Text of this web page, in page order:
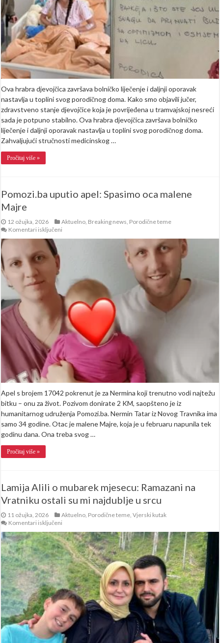
ste
joj
ulili
snagu
da
prihvati
budućnost
sa
optimizmom
Ova hrabra djevojčica završava bolničko liječenje i daljnji oporavak
nastavlja u toplini svog porodičnog doma. Kako smo objavili jučer,
zdravstveno stanje djevojčice koja je povrijeđena u tramvajskoj nesreći
sada je potpuno stabilno. Ova hrabra djevojčica završava bolničko
liječenje i daljnji oporavak nastavlja u toplini svog porodičnog doma.
Zahvaljujući stručnosti medicinskog …
Pročitaj više »
Pomozi.ba uputio apel: Spasimo oca malene
Majre
12 ožujka, 2026 Aktuelno Breaking news Porodične teme
Komentari isključeni
Majre
Apel s brojem 17042 pokrenut je za Nermina koji trenutno vodi najtežu
bitku – onu za život. Pozivom donirate 2 KM, saopšteno je iz
humanitarnog udruženja Pomozi.ba. Nermin Tatar iz Novog Travnika ima
samo 34 godine. Otac je malene Majre, koja je u februaru napunila tek
godinu dana. Ona treba svog …
Pročitaj više »
Lamija Alili o mubarek mjesecu: Ramazani na
Vratniku ostali su mi najdublje u srcu
11 ožujka, 2026 Aktuelno Porodične teme ,Vjerski kutak
Komentari isključeni
Alili
o
mubarek
mjesecu:
Ramazani
na
Vratniku
ostali
su
mi
najdublje
u
srcu